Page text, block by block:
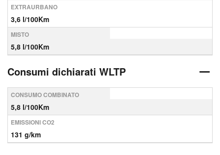
EXTRAURBANO
3,6 l/100Km
MISTO
5,8 l/100Km
Consumi dichiarati WLTP
CONSUMO COMBINATO
5,8 l/100Km
EMISSIONI CO2
131 g/km